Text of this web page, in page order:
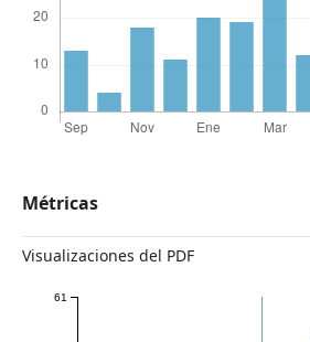
Métricas
Visualizaciones del PDF
61